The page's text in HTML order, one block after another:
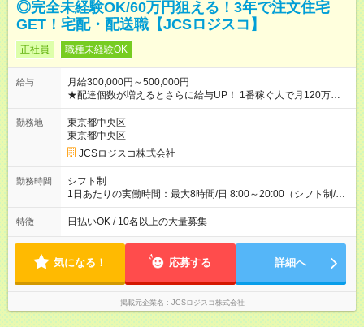
◎完全未経験OK/60万円狙える！3年で注文住宅
GET！宅配・配送職【JCSロジスコ】
正社員 職種未経験OK
給与
月給300,000円～500,000円
★配達個数が増えるとさらに給与UP！ 1番稼ぐ人で月120万ほ
ど！ ・主要都市エリア 月収55万円／週5日稼働 月収65万~112
万円／週6日稼働 ・地方郊外エリア 月収40万円／週5日稼働 月
収40万円~50万円／週6日稼働 ＜モデルイメージ＞ ■月収50万
円 (27歳男性/江東区在住)※元建築関係 1日150個配達×25日勤務
(日休み) ■月収80万円(43歳男性/墨田区在住)※元営業 1日200個
勤務地
東京都中央区
東京都中央区
JCSロジスコ株式会社
勤務時間
シフト制
1日あたりの実働時間：最大8時間/日 8:00～20:00（シフト制/実
働8時間） ※週5日勤務（場所次第では週4も有り） ※配達状況に
よって時間外での勤務可能性有り ※案件により多少の前後あり
特徴 日払いOK / 10名以上の大量募集
気になる！ 応募する 詳細へ
掲載元企業名 JCSロジスコ株式会社